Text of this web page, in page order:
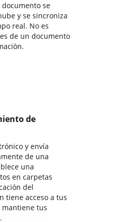
se
y se sincroniza
real. No es
de un documento
de
y envía
de una
una
en carpetas
del
tiene acceso a tus
mantiene tus